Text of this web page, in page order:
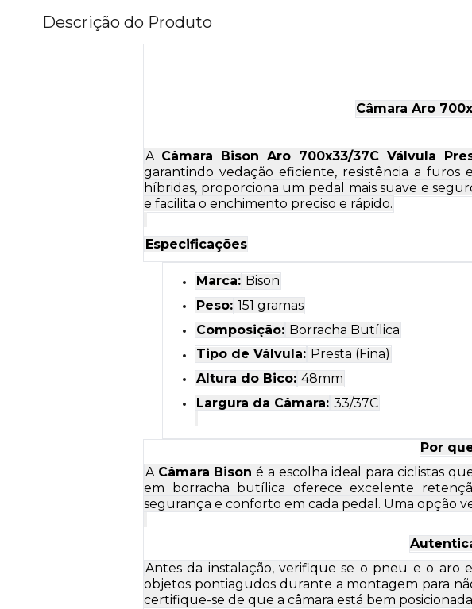
Descrição do Produto
Câmara Aro
A Câmara Bison Aro 700x33/37C Válvula
garantindo vedação eficiente, resistência a furos
híbridas, proporciona um pedal mais suave e
e facilita o enchimento preciso e rápido.
Especificações
Marca: Bison
Peso: 151 gramas
Composição: Borracha Butílica
Tipo de Válvula: Presta (Fina)
Altura do Bico: 48mm
Largura da Câmara: 33/37C
Por
A Câmara Bison é a escolha ideal para ciclistas
em borracha butílica oferece excelente
segurança e conforto em cada pedal. Uma opção
Antes da instalação, verifique se o pneu e o aro
objetos pontiagudos durante a montagem para
certifique-se de que a câmara está bem